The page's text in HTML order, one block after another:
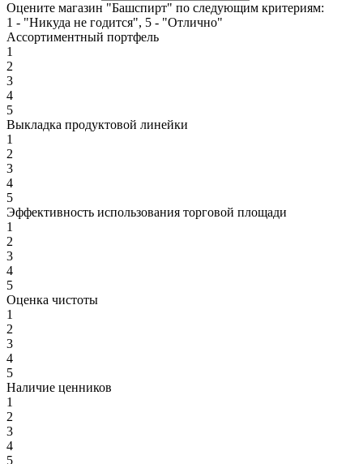
Оцените магазин "Башспирт" по следующим критериям:
1 - "Никуда не годится", 5 - "Отлично"
Ассортиментный портфель
1
2
3
4
5
Выкладка продуктовой линейки
1
2
3
4
5
Эффективность использования торговой площади
1
2
3
4
5
Оценка чистоты
1
2
3
4
5
Наличие ценников
1
2
3
4
5